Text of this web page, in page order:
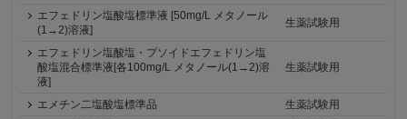
エフェドリン塩酸塩標準液 [50mg/L メタノール
(1→2)溶液]
生薬試験用
エフェドリン塩酸塩・プソイドエフェドリン塩
酸塩混合標準液[各100mg/L メタノール(1→2)溶
液]
生薬試験用
エメチン二塩酸塩標準品
生薬試験用